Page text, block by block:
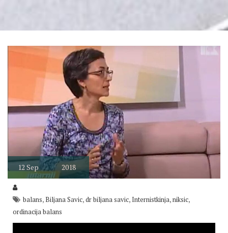
12 Sep 2018
balans,Biljana Savic,dr biljana savic, Internistkinja,niksic,
ordinacija balans